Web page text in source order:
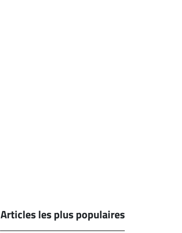
Articles les plus populaires